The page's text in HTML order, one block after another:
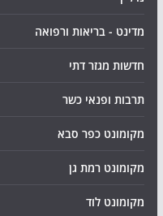
מדינט - בריאות ורפואה
חדשות מגזר דתי
תרבות ופנאי כשר
מקומונט כפר סבא
מקומונט רמת גן
מקומונט לוד